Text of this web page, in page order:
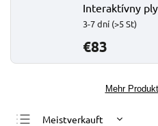
Interaktívny
3-7 dní (>5 St)
€83
Mehr
Meistverkauft